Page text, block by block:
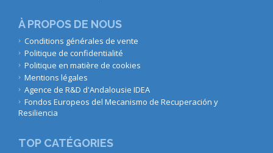
À PROPOS DE NOUS
Conditions générales de vente
Politique de confidentialité
Politique en matière de cookies
Mentions légales
Agence de R&D d'Andalousie IDEA
Fondos Europeos del Mecanismo de Recuperación y
Resiliencia
TOP CATÉGORIES